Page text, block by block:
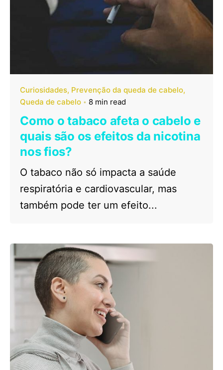
Curiosidades Prevenção da queda de cabelo
Queda de cabelo
8 min read
Como o tabaco afeta o cabelo e
quais são os efeitos da nicotina
nos fios?
O tabaco não só impacta a saúde
respiratória e cardiovascular, mas
também pode ter um efeito...